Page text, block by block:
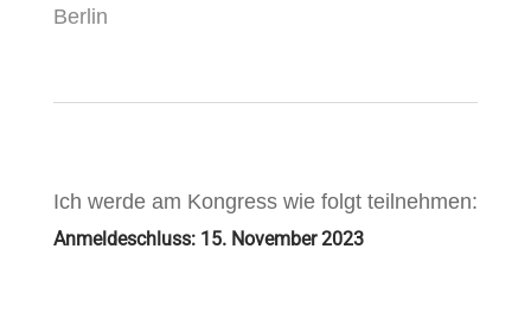
Berlin
Ich werde am Kongress wie folgt teilnehmen:
Anmeldeschluss: 15. November 2023